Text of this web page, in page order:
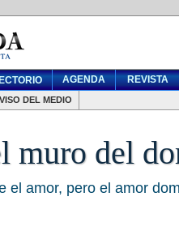
AGENDA REVISTA
DEL MEDIO
muro del
el amor, pero el amor